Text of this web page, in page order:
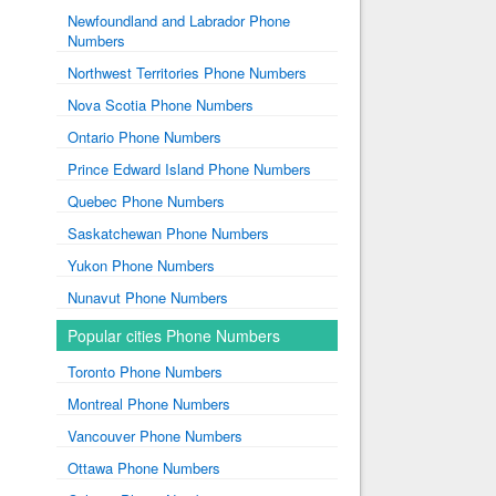
Newfoundland and Labrador Phone
Numbers
Northwest Territories Phone Numbers
Nova Scotia Phone Numbers
Ontario Phone Numbers
Prince Edward Island Phone Numbers
Quebec Phone Numbers
Saskatchewan Phone Numbers
Yukon Phone Numbers
Nunavut Phone Numbers
Popular cities Phone Numbers
Toronto Phone Numbers
Montreal Phone Numbers
Vancouver Phone Numbers
Ottawa Phone Numbers